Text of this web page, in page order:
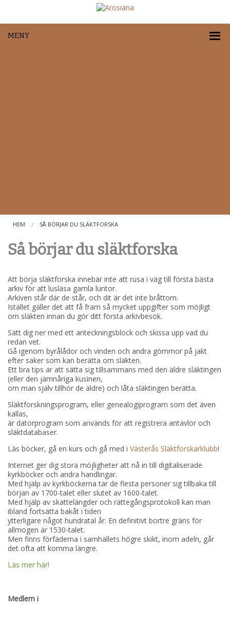
MENY
HEM SÅ BÖRJAR DU SLÄKTFORSKA
Så börjar du släktforska
Att börja släktforska innebär inte att rusa i väg till första bästa
arkiv för att lusläsa gamla luntor.
Arkiven står där de står, och dit är det inte bråttom.
Istället gäller det att få fram så mycket uppgifter som möjligt
om släkten innan du gör ditt första arkivbesök.
Sätt dig ner med ett anteckningsblock och skissa upp vad du
redan vet.
Gå igenom byrålådor och vinden och andra gömmor på jakt
efter saker som kan berätta om släkten.
Ett bra tips är att sätta sig tillsammans med den äldre släktingen
(eller den jämnåriga kusinen,
om man själv tillhör de äldre) och låta släktingen berätta.
Släktforskningsprogram, eller genealogiprogram som det även
kallas,
är datorprogram som används för att registrera antavlor och
släktdatabaser.
Läs böcker, gå en kurs och gå med i Västerås Släktforskarklubb!
Internet ger dig stora möjligheter att nå in till digitaliserade
kyrkböcker och andra handlingar.
Med hjälp av kyrkböckerna tar de flesta personer sig tillbaka till
början av 1700-talet eller slutet av 1600-talet.
Med hjälp av skattelängder och rättegångsprotokoll kan man
ibland fortsätta bakåt i tiden
ytterligare något hundratal år. En definitivt bortre gräns för
allmogen är 1530-talet.
Men finns förfäderna i samhällets högre skikt, inom adeln, går
det ofta att komma längre.
Läs mer här!
Medlem i